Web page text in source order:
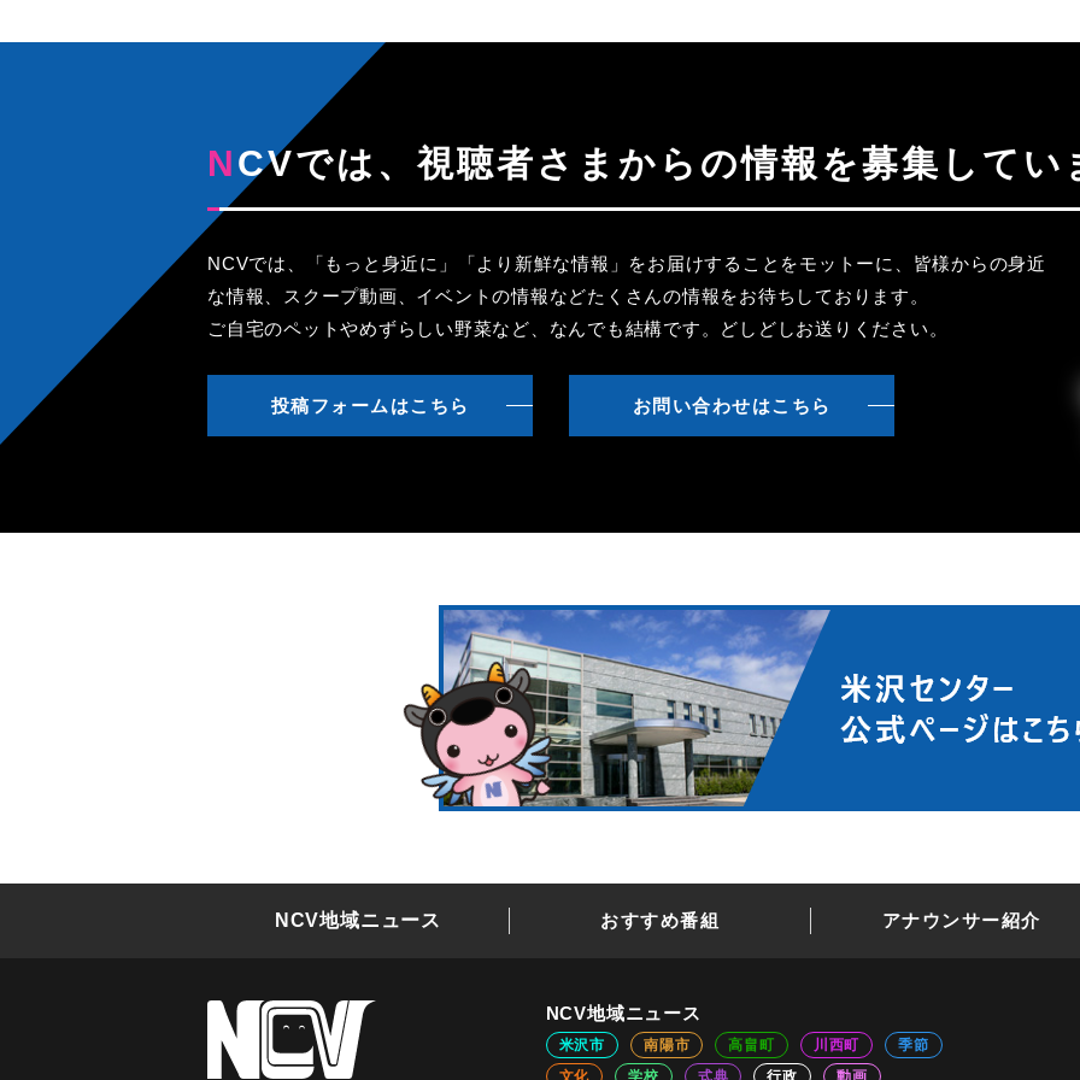
NCVでは、視聴者さまからの情報を募集してい
NCVでは、「もっと身近に」「より新鮮な情報」をお届けすることをモットーに、皆様からの身近
な情報、スクープ動画、イベントの情報などたくさんの情報をお待ちしております。
ご自宅のペットやめずらしい野菜など、なんでも結構です。どしどしお送りください。
投稿フォームはこちら お問い合わせはこちら
NCV地域ニュース おすすめ番組 アナウンサー紹介
NCV地域ニュース
米沢市 南陽市 高畠町 川西町
季節
文化
学校 式典 行政 動画